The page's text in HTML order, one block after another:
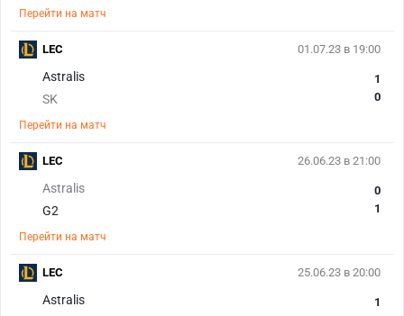
Перейти на матч
01.07.23 в 19:00
Astralis
SK
1
0
Перейти на матч
LEC
26.06.23 в 21:00
Astralis
G2
0
1
Перейти на матч
LEC
25.06.23 в 20:00
Astralis
1
LEC